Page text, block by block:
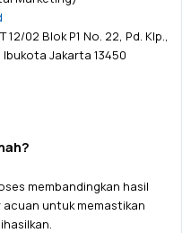
12/02 Blok P1 No. 22, Pd. Klp.,
Jakarta 13450
membandingkan hasil
untuk memastikan